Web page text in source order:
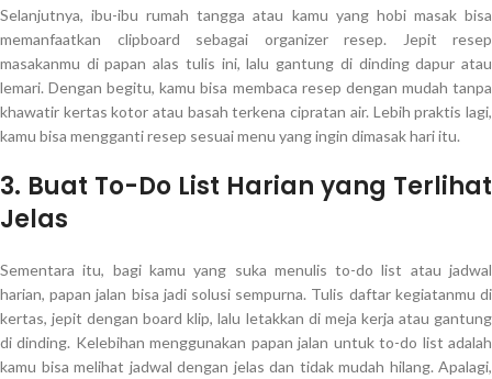
Selanjutnya, ibu-ibu rumah tangga atau kamu yang hobi masak bisa
memanfaatkan clipboard sebagai organizer resep. Jepit resep
masakanmu di papan alas tulis ini, lalu gantung di dinding dapur atau
lemari. Dengan begitu, kamu bisa membaca resep dengan mudah tanpa
khawatir kertas kotor atau basah terkena cipratan air. Lebih praktis lagi,
kamu bisa mengganti resep sesuai menu yang ingin dimasak hari itu.
3. Buat To-Do List Harian yang Terlihat
Jelas
Sementara itu, bagi kamu yang suka menulis to-do list atau jadwal
harian, papan jalan bisa jadi solusi sempurna. Tulis daftar kegiatanmu di
kertas, jepit dengan board klip, lalu letakkan di meja kerja atau gantung
di dinding. Kelebihan menggunakan papan jalan untuk to-do list adalah
kamu bisa melihat jadwal dengan jelas dan tidak mudah hilang. Apalagi,